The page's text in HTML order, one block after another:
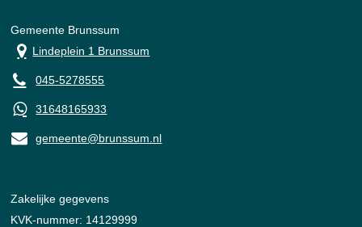
Gemeente Brunssum
Lindeplein 1 Brunssum
045-5278555
31648165933
gemeente@brunssum.nl
Zakelijke gegevens
KVK-nummer: 14129999